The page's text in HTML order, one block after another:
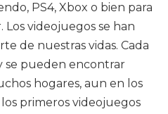
PS4, Xbox o bien para
videojuegos se han
de nuestras vidas. Cada
se pueden encontrar
hogares, aun en los
primeros videojuegos